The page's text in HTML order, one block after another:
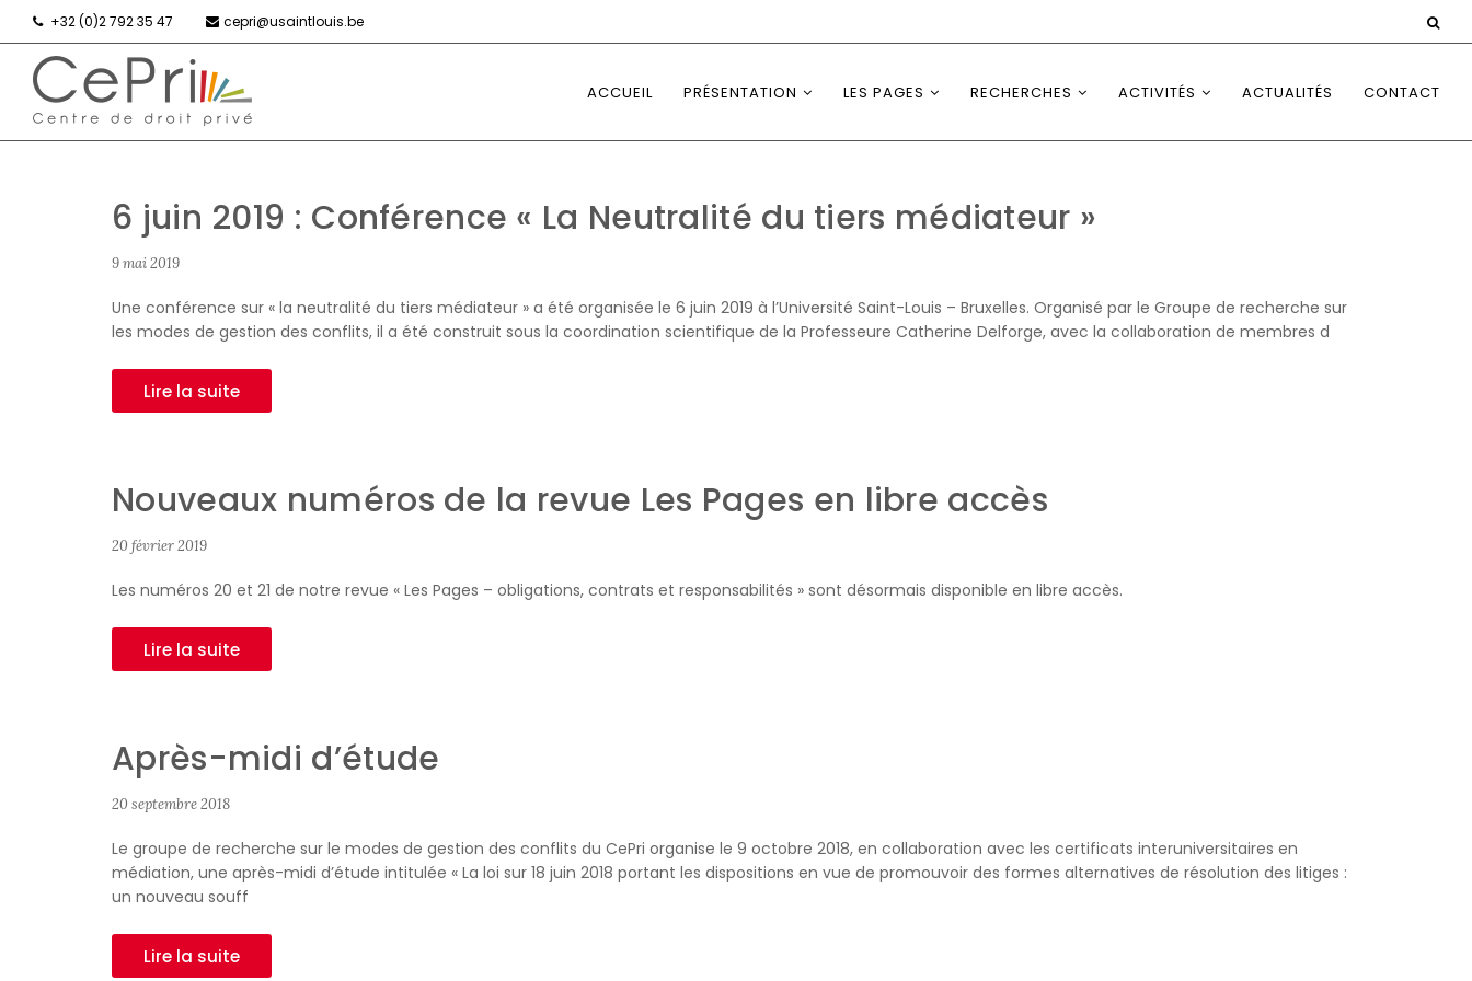
+32 (0)2 792 35 47 cepri@usaintlouis.be
ACCUEIL PRÉSENTATION LES PAGES RECHERCHES ACTIVITÉS ACTUALITÉS CONTACT
6 juin 2019 : Conférence « La Neutralité du tiers médiateur »
9 mai 2019
Une conférence sur « la neutralité du tiers médiateur » a été organisée le 6 juin 2019 à l’Université Saint-Louis – Bruxelles. Organisé par le Groupe de recherche sur
les modes de gestion des conflits, il a été construit sous la coordination scientifique de la Professeure Catherine Delforge, avec la collaboration de membres d
Lire la suite
Nouveaux numéros de la revue Les Pages en libre accès
20 février 2019
Les numéros 20 et 21 de notre revue « Les Pages – obligations, contrats et responsabilités » sont désormais disponible en libre accès.
Lire la suite
Après-midi d’étude
20 septembre 2018
Le groupe de recherche sur le modes de gestion des conflits du CePri organise le 9 octobre 2018, en collaboration avec les certificats interuniversitaires en
médiation, une après-midi d’étude intitulée « La loi sur 18 juin 2018 portant les dispositions en vue de promouvoir des formes alternatives de résolution des litiges :
un nouveau souff
Lire la suite